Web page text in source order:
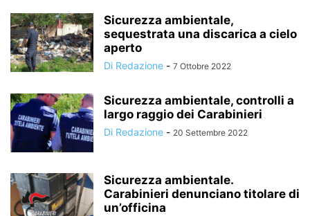
Sicurezza ambientale,
sequestrata una discarica a cielo
aperto
Di Redazione - 7 Ottobre 2022
Sicurezza ambientale, controlli a
largo raggio dei Carabinieri
Di Redazione - 20 Settembre 2022
Sicurezza ambientale.
Carabinieri denunciano titolare di
un’officina